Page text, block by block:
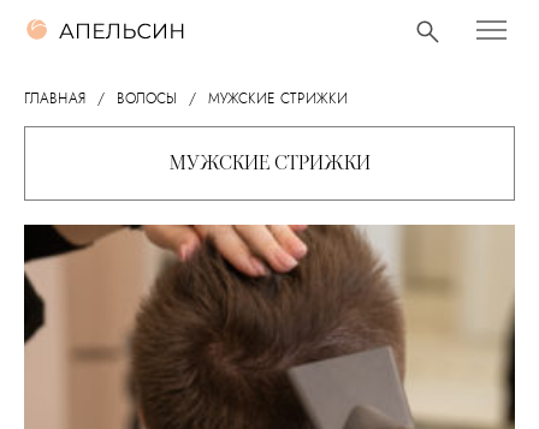
ГЛАВНАЯ ВОЛОСЫ МУЖСКИЕ СТРИЖКИ
МУЖСКИЕ СТРИЖКИ